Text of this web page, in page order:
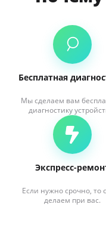
Бесплатная
Мы сделаем вам
диагностику
Экспресс-
Если нужно срочно, то
делаем при вас.